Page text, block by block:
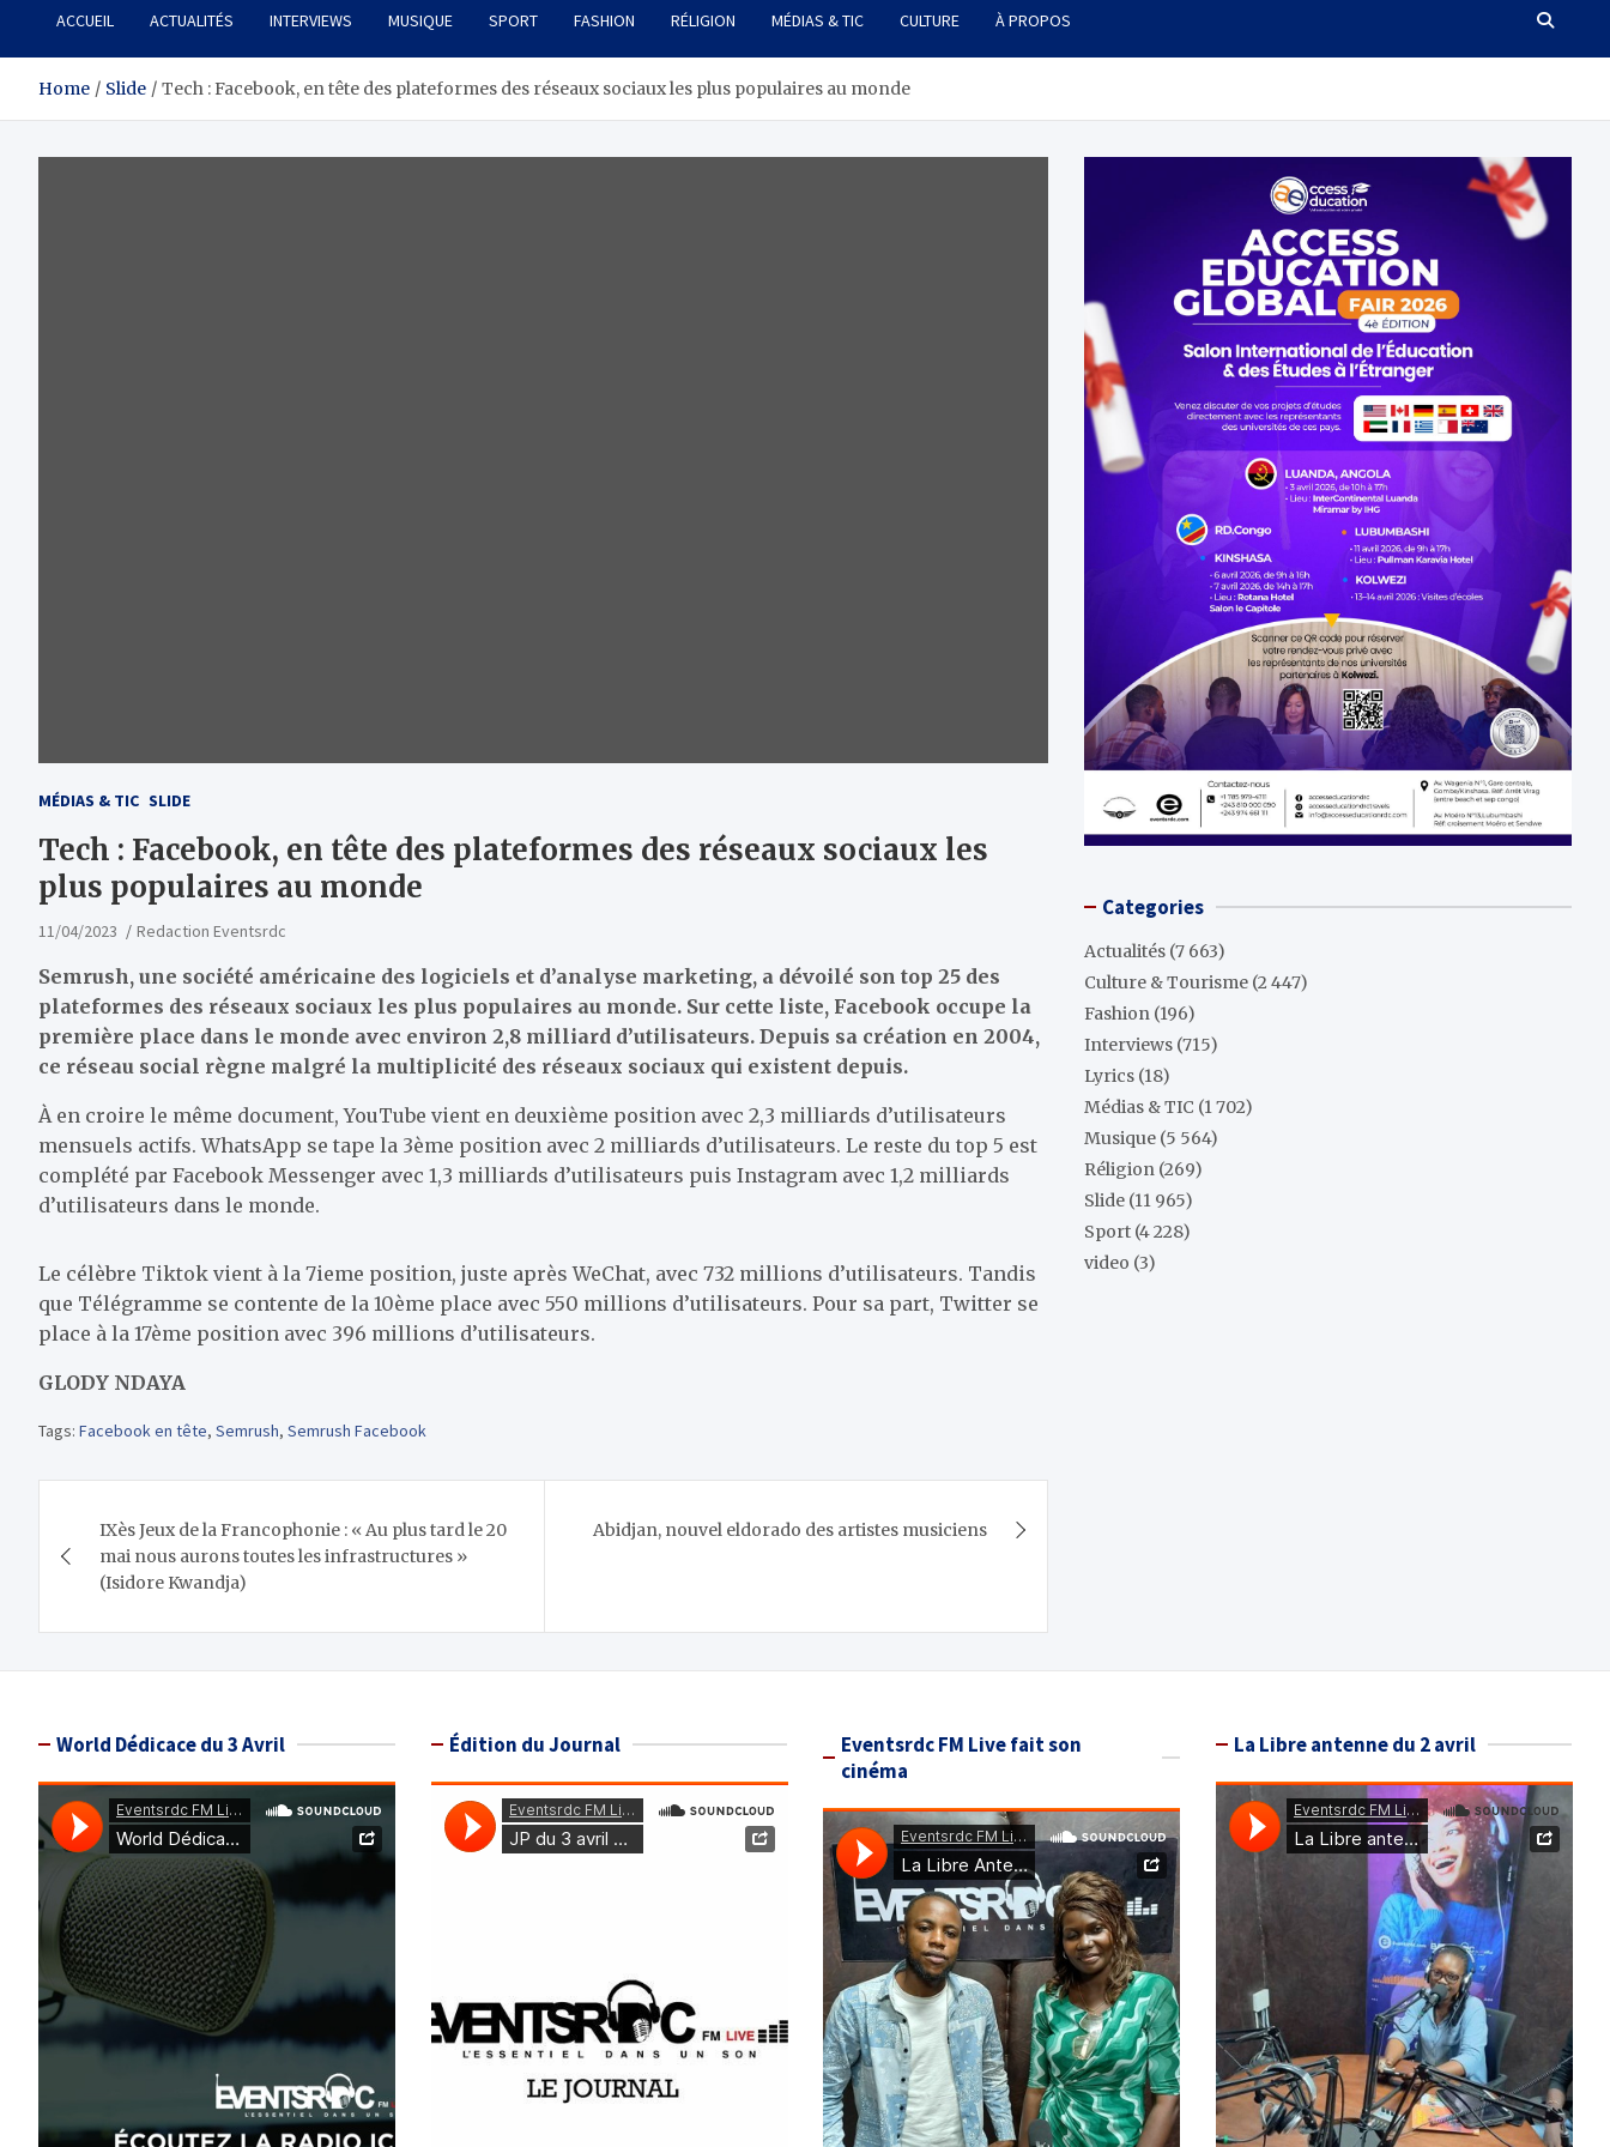
ACCUEIL ACTUALITÉS INTERVIEWS MUSIQUE SPORT FASHION RÉLIGION MÉDIAS & TIC CULTURE À PROPOS
Home Slide Tech : Facebook, en tête des plateformes des réseaux sociaux les plus populaires au monde
MÉDIAS & TIC SLIDE
Tech : Facebook, en tête des plateformes des réseaux sociaux les
plus populaires au monde
11/04/2023 Redaction Eventsrdc
Semrush, une société américaine des logiciels et d’analyse marketing, a dévoilé son top 25 des
plateformes des réseaux sociaux les plus populaires au monde. Sur cette liste, Facebook occupe la
première place dans le monde avec environ 2,8 milliard d’utilisateurs. Depuis sa création en 2004,
ce réseau social règne malgré la multiplicité des réseaux sociaux qui existent depuis.
À en croire le même document, YouTube vient en deuxième position avec 2,3 milliards d’utilisateurs
mensuels actifs. WhatsApp se tape la 3ème position avec 2 milliards d’utilisateurs. Le reste du top 5 est
complété par Facebook Messenger avec 1,3 milliards d’utilisateurs puis Instagram avec 1,2 milliards
d’utilisateurs dans le monde.
Le célèbre Tiktok vient à la 7ieme position, juste après WeChat, avec 732 millions d’utilisateurs. Tandis
que Télégramme se contente de la 10ème place avec 550 millions d’utilisateurs. Pour sa part, Twitter se
place à la 17ème position avec 396 millions d’utilisateurs.
GLODY NDAYA
Tags: Facebook en tête, Semrush, Semrush Facebook
de
l’article
IXès Jeux de la Francophonie : « Au plus tard le 20
mai nous aurons toutes les infrastructures »
(Isidore Kwandja)
Abidjan, nouvel eldorado des artistes musiciens
Categories
Actualités (7 663)
Culture & Tourisme (2 447)
Fashion (196)
Interviews (715)
Lyrics (18)
Médias & TIC (1 702)
Musique (5 564)
Réligion (269)
Slide (11 965)
Sport (4 228)
video (3)
World Dédicace du 3 Avril Édition du Journal
Eventsrdc FM Live fait son
cinéma
La Libre antenne du 2 avril